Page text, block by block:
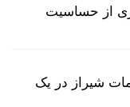
از حساسیت
شیراز در یک